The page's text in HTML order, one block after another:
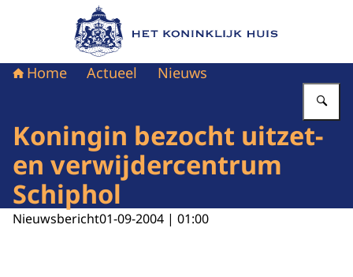
Naar de homepage van Het Koninklijk Huis
Home Actueel Nieuws
Koningin bezocht uitzet-
en verwijdercentrum
Schiphol
Nieuwsbericht01-09-2004 | 01:00